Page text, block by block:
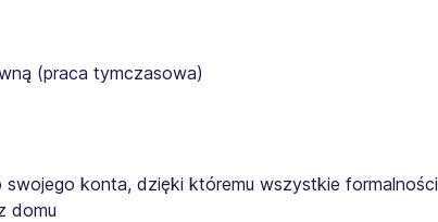
(praca tymczasowa)
swojego konta, dzięki któremu wszystkie formalności
domu